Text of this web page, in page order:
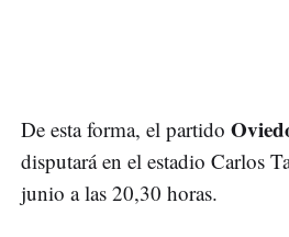
De esta forma, el partido
disputará en el estadio Carlos
junio a las 20,30 horas.